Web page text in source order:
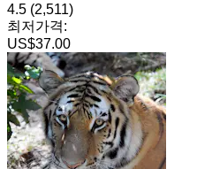
4.5 (2,511)
최저가격:
US$37.00